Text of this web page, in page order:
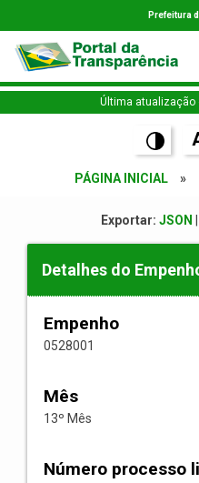
Prefeitura
Última atualização
PÁGINA INICIAL »
Exportar: JSON
Detalhes do
Empenho
0528001
Mês
13º Mês
Número processo